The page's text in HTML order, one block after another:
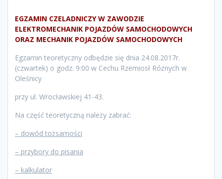
EGZAMIN CZELADNICZY W ZAWODZIE
ELEKTROMECHANIK POJAZDÓW SAMOCHODOWYCH
ORAZ MECHANIK POJAZDÓW SAMOCHODOWYCH
Egzamin teoretyczny odbędzie się dnia 24.08.2017r.
(czwartek) o godz. 9:00 w Cechu Rzemiosł Różnych w
Oleśnicy
przy ul. Wrocławskiej 41-43.
Na część teoretyczną należy zabrać:
– dowód tożsamości
– przybory do pisania
– kalkulator